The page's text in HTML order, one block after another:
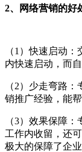
2、网络营销的好
（1）快速启动
内快速启动，而
（2）少走弯路
销推广经验，能
（3）效果保障
工作内收留，还
极大的保障了企